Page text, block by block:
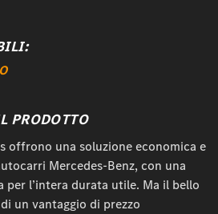
PRODOTTO
offrono una soluzione economica e
Mercedes-Benz, con una
per l’intera durata utile. Ma il bello
un vantaggio di prezzo